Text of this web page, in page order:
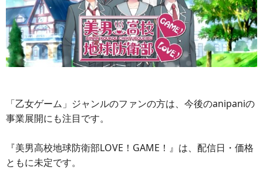
「乙女ゲーム」ジャンルのファンの方は、今後のanipaniの
事業展開にも注目です。
『美男高校地球防衛部LOVE！GAME！』は、配信日・価格
ともに未定です。